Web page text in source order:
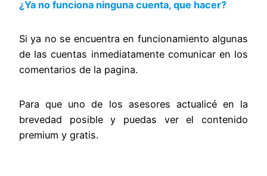
¿Ya no funciona ninguna cuenta, que hacer?
Si ya no se encuentra en funcionamiento algunas
de las cuentas inmediatamente comunicar en los
comentarios de la pagina.
Para que uno de los asesores actualicé en la
brevedad posible y puedas ver el contenido
premium y gratis.